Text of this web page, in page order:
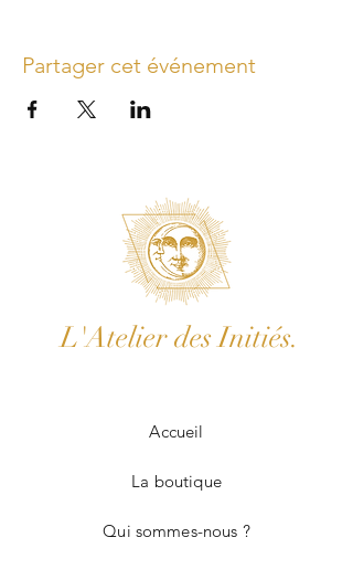
Partager cet événement
L'Atelier des Initiés.
Accueil
La boutique
Qui sommes-nous ?